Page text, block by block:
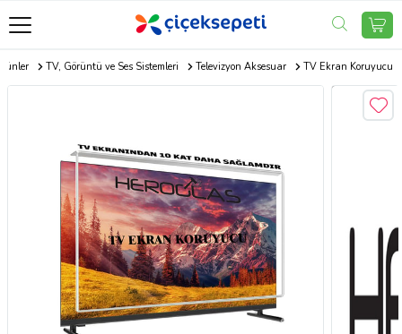
TV, Görüntü ve Ses Sistemleri Televizyon Aksesuar TV Ekran Koruyucu